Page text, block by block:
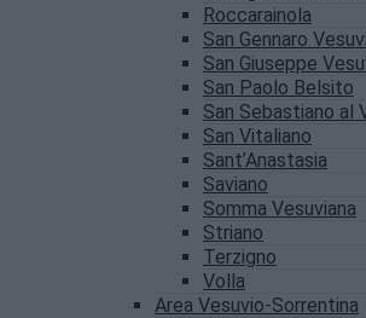
Roccarainola
San Gennaro
San Giuseppe
San Paolo Belsito
San Sebastiano al
San Vitaliano
Sant’Anastasia
Saviano
Somma Vesuviana
Striano
Terzigno
Volla
Area Vesuvio-Sorrentina